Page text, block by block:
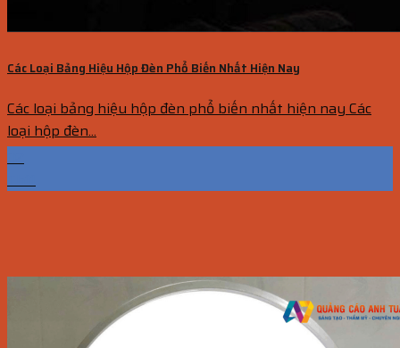
Các Loại Bảng Hiệu Hộp Đèn Phổ Biến Nhất Hiện Nay
Các loại bảng hiệu hộp đèn phổ biến nhất hiện nay Các
loại hộp đèn...